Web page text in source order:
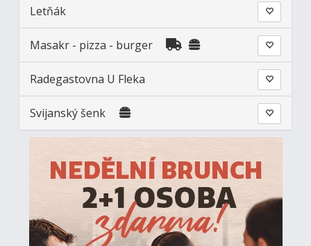
Letňák
Masakr - pizza - burger
Radegastovna U Fleka
Svijanský šenk